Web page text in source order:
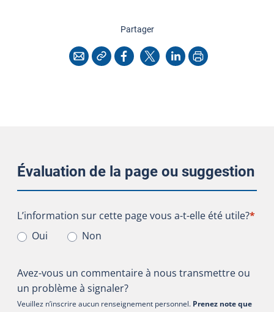
Partagercette page
CourrielCopier l'adresse
Facebook
X LinkedInImprimer
Évaluation de la page ou suggestion
L’information sur cette page vous a-t-elle été utile?
L’information sur cette page vous a-t-elle été utile?*
Oui
Non
Avez-vous un commentaire à nous transmettre ou
un problème à signaler?
Veuillez n’inscrire aucun renseignement personnel. Prenez note que